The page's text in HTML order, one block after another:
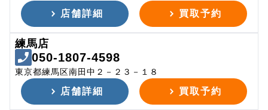
店舗詳細 買取予約
練馬店
050-1807-4598
東京都練馬区南田中２－２３－１８
店舗詳細 買取予約